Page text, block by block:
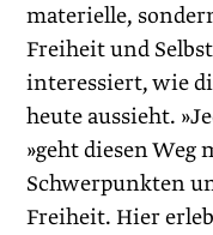
materielle,
Freiheit und
interessiert, wie
heute aussieht.
»geht diesen
Schwerpunkten
Freiheit. Hier